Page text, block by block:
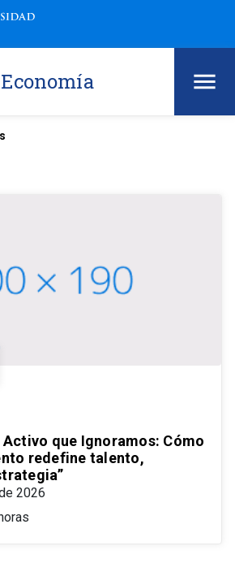
Activo que Ignoramos: Cómo
redefine talento,
2026